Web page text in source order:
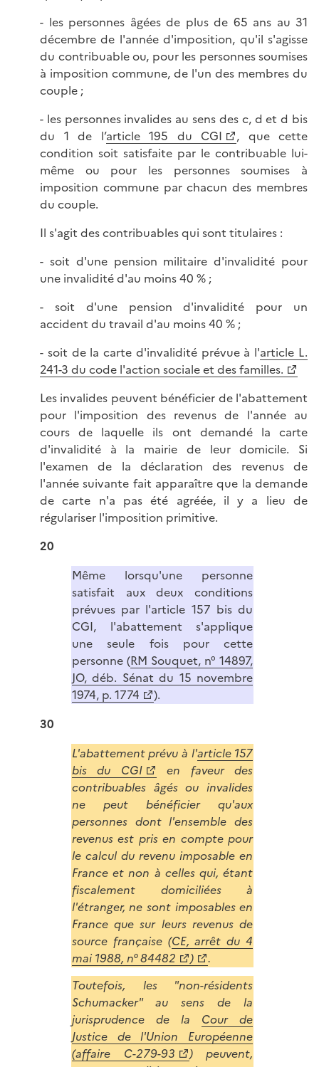
- les personnes âgées de plus de 65 ans au 31
décembre de l'année d'imposition, qu'il s'agisse
du contribuable ou, pour les personnes soumises
à imposition commune, de l'un des membres du
couple ;
- les personnes invalides au sens des c, d et d bis
du 1 de l’article 195 du CGI
, que cette
condition soit satisfaite par le contribuable lui-
même ou pour les personnes soumises à
imposition commune par chacun des membres
du couple.
Il s'agit des contribuables qui sont titulaires :
- soit d'une pension militaire d'invalidité pour
une invalidité d'au moins 40 % ;
- soit d'une pension d'invalidité pour un
accident du travail d'au moins 40 % ;
- soit de la carte d'invalidité prévue à l'article L.
241-3 du code l'action sociale et des familles.
Les invalides peuvent bénéficier de l'abattement
pour l'imposition des revenus de l'année au
cours de laquelle ils ont demandé la carte
d'invalidité à la mairie de leur domicile. Si
l'examen de la déclaration des revenus de
l'année suivante fait apparaître que la demande
de carte n'a pas été agréée, il y a lieu de
régulariser l'imposition primitive.
20
Même lorsqu'une personne
satisfait aux deux conditions
prévues par l'article 157 bis du
CGI, l'abattement s'applique
une seule fois pour cette
personne (RM Souquet, n° 14897,
JO, déb. Sénat du 15 novembre
1974, p. 1774
).
30
L'abattement prévu à l'article 157
bis du CGI
en faveur des
contribuables âgés ou invalides
ne peut bénéficier qu'aux
personnes dont l'ensemble des
revenus est pris en compte pour
le calcul du revenu imposable en
France et non à celles qui, étant
fiscalement domiciliées à
l'étranger, ne sont imposables en
France que sur leurs revenus de
source française (CE, arrêt du 4
mai 1988, n° 84482
)
.
Toutefois, les "non-résidents
Schumacker" au sens de la
jurisprudence de la Cour de
Justice de l'Union Européenne
(affaire C-279-93
) peuvent,